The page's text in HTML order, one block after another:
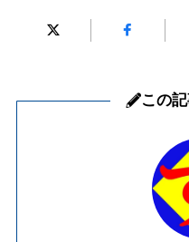
この